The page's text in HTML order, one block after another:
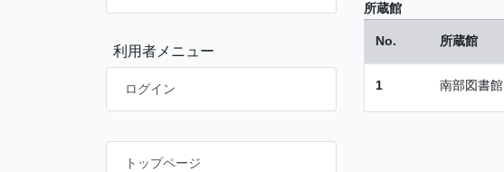
利用者メニュー
ログイン
トップページ
所蔵館
No. 所蔵館
1 南部図書館